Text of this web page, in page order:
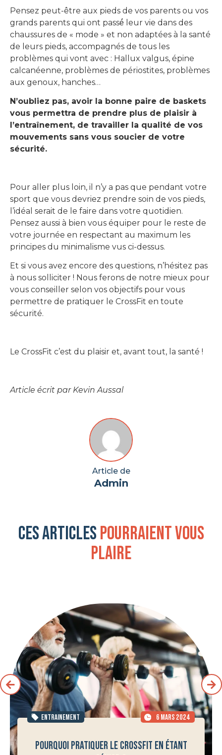
Pensez peut-être aux pieds de vos parents ou vos
grands parents qui ont passé́ leur vie dans des
chaussures de « mode » et non adaptées à la santé
de leurs pieds, accompagnés de tous les
problèmes qui vont avec : Hallux valgus, épine
calcanéenne, problèmes de périostites, problèmes
aux genoux, hanches…
N’oubliez pas, avoir la bonne paire de baskets
vous permettra de prendre plus de plaisir à
l’entraînement, de travailler la qualité de vos
mouvements sans vous soucier de votre
sécurité.
Pour aller plus loin, il n’y a pas que pendant votre
sport que vous devriez prendre soin de vos pieds,
l’idéal serait de le faire dans votre quotidien.
Pensez aussi à bien vous équiper pour le reste de
votre journée en respectant au maximum les
principes du minimalisme vus ci-dessus.
Et si vous avez encore des questions, n’hésitez pas
à nous solliciter ! Nous ferons de notre mieux pour
vous conseiller selon vos objectifs pour vous
permettre de pratiquer le CrossFit en toute
sécurité.
Le CrossFit c’est du plaisir et, avant tout, la santé !
Article écrit par Kevin Aussal
Article de
Admin
Ces articlespourraient vous
plaire
ENTRAINEMENT 6 MARS 2024
POURQUOI PRATIQUER LE CROSSFIT EN ÉTANT